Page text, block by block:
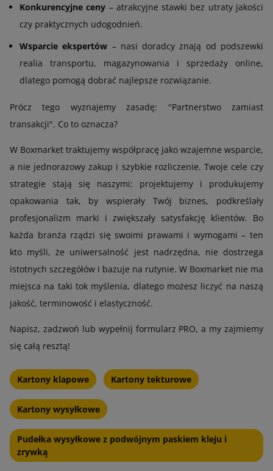
Konkurencyjne ceny – atrakcyjne stawki bez utraty jakości
czy praktycznych udogodnień.
Wsparcie ekspertów – nasi doradcy znają od podszewki
realia transportu, magazynowania i sprzedaży online,
dlatego pomogą dobrać najlepsze rozwiązanie.
Prócz tego wyznajemy zasadę: "Partnerstwo zamiast
transakcji". Co to oznacza?
W Boxmarket traktujemy współpracę jako wzajemne wsparcie,
a nie jednorazowy zakup i szybkie rozliczenie. Twoje cele czy
strategie stają się naszymi: projektujemy i produkujemy
opakowania tak, by wspierały Twój biznes, podkreślały
profesjonalizm marki i zwiększały satysfakcję klientów. Bo
każda branża rządzi się swoimi prawami i wymogami – ten
kto myśli, że uniwersalność jest nadrzędna, nie dostrzega
istotnych szczegółów i bazuje na rutynie. W Boxmarket nie ma
miejsca na taki tok myślenia, dlatego możesz liczyć na naszą
jakość, terminowość i elastyczność.
Napisz, zadzwoń lub wypełnij formularz PRO, a my zajmiemy
się całą resztą!
Kartony klapowe Kartony tekturowe
Kartony wysyłkowe
Pudełka wysyłkowe z podwójnym paskiem kleju i
zrywką